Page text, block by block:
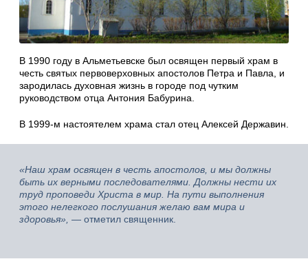
В 1990 году в Альметьевске был освящен первый храм в
честь святых первоверховных апостолов Петра и Павла, и
зародилась духовная жизнь в городе под чутким
руководством отца Антония Бабурина.
В 1999-м настоятелем храма стал отец Алексей Державин.
«Наш храм освящен в честь апостолов, и мы должны
быть их верными последователями. Должны нести их
труд проповеди Христа в мир. На пути выполнения
этого нелегкого послушания желаю вам мира и
здоровья», — отметил священник.